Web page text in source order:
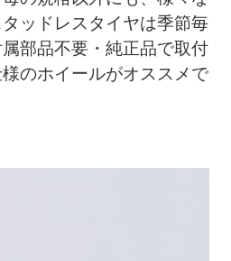
ッドレスタイヤは季節毎
部品不要・純正品で取付
のホイールがオススメで